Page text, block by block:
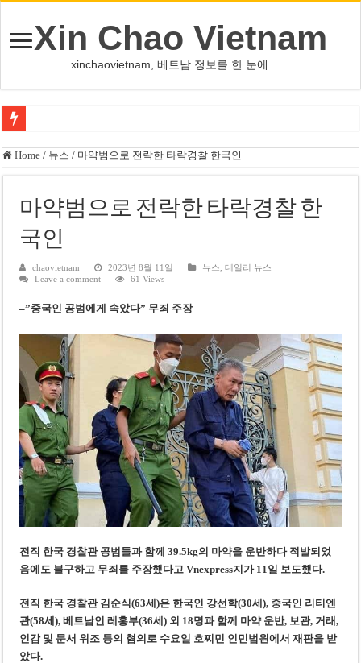
Xin Chao Vietnam
xinchaovietnam, 베트남 정보를 한 눈에……
하노이-하이퐁 고속도로 차량 투석 용의자 신원 확인
베트남 증시 업그레이드, 수십억 달러 유입 전망…수혜주는
베트남주식 VN지수 1,800선 돌파 기대…증권사, 유망 종목 제시
하노이 쌍둥이 타워 99층 부지 현장…세계 최고층 빌딩 추진
베트남주식 SST, 2025년 현금 배당 80% 결정…과거 최대 350% 지급 이력
베트남 전자비자 사기 웹사이트 주의…외국인 여행자 피해 경보
호주 젯스타, 내년부터 기내 수납칸 이용 유료화
베트남, 8월부터 토지·측량 처벌 강화… 기획사 코뮌 위원장 과태료 상한 50
호찌민시, 약 6,500㎡ 토지 용도변경 승인…리조트 개발 추진
Home / 뉴스 / 마약범으로 전락한 타락경찰 한국인
마약범으로 전락한 타락경찰 한
국인
chaovietnam 2023년 8월 11일 뉴스 ,데일리 뉴스
Leave a comment
61 Views
–”중국인 공범에게 속았다” 무죄 주장
전직 한국 경찰관 공범들과 함께 39.5kg의 마약을 운반하다 적발되었
음에도 불구하고 무죄를 주장했다고 Vnexpress지가 11일 보도했다.
전직 한국 경찰관 김순식(63세)은 한국인 강선학(30세), 중국인 리티엔
관(58세), 베트남인 레홍부(36세) 외 18명과 함께 마약 운반, 보관, 거래,
인감 및 문서 위조 등의 혐의로 수요일 호찌민 인민법원에서 재판을 받
았다.